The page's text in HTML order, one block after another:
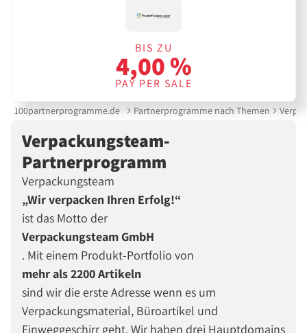
BIS ZU
4,00 %
PAY PER SALE
100partnerprogramme.de Partnerprogramme nach Themen
Verpackungsteam-
Partnerprogramm
Verpackungsteam
„Wir verpacken Ihren Erfolg!“
ist das Motto der
Verpackungsteam GmbH
. Mit einem Produkt-Portfolio von
mehr als 2200 Artikeln
sind wir die erste Adresse wenn es um
Verpackungsmaterial, Büroartikel und
Einweggeschirr geht. Wir haben drei Hauptdomains